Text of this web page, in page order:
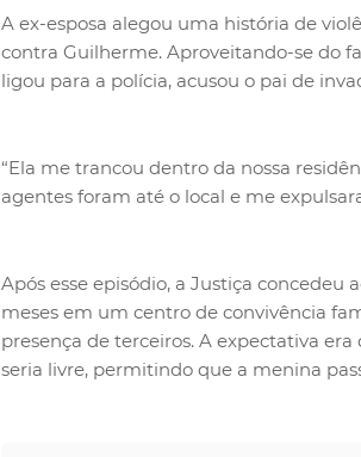
A ex-esposa alegou uma história de
contra Guilherme. Aproveitando-se do
ligou para a polícia, acusou o pai de
“Ela me trancou dentro da nossa
agentes foram até o local e me
Após esse episódio, a Justiça
meses em um centro de convivência
presença de terceiros. A expectativa
seria livre, permitindo que a menina